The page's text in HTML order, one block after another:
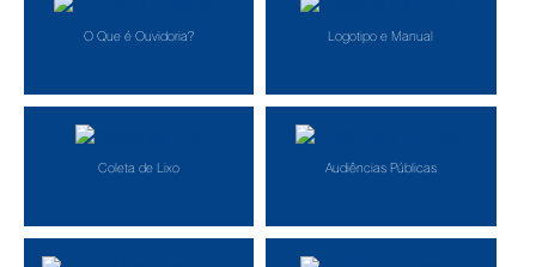
O Que é Ouvidoria? Logotipo e Manual
Coleta de Lixo Audiências Públicas